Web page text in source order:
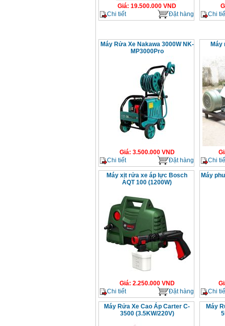
Giá: 19.500.000 VND
Chi tiết
Đặt hàng
Chi
Máy Rửa Xe Nakawa 3000W NK-
MP3000Pro
Giá: 3.500.000VND
Chi tiết
Đặt hàng
Máy
Chi
Máy xịt rửa xe áp lực Bosch
AQT 100 (1200W)
Giá: 2.250.000VND
Chi tiết
Đặt hàng
Máy
Chi
Máy Rửa Xe Cao Áp Carter C-
3500 (3.5KW/220V)
Máy